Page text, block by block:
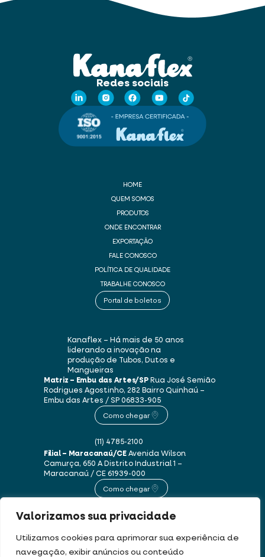
Valorizamos sua privacidade
Utilizamos cookies para aprimorar sua experiência de
navegação, exibir anúncios ou conteúdo
Redes sociais
HOME
QUEM SOMOS
PRODUTOS
ONDE ENCONTRAR
EXPORTAÇÃO
FALE CONOSCO
POLÍTICA DE QUALIDADE
TRABALHE CONOSCO
Portal de boletos
Kanaflex – Há mais de 50 anos
liderando a inovação na
produção de Tubos, Dutos e
Mangueiras
Matriz – Embu das Artes/SPRua José Semião
Rodrigues Agostinho, 282 Bairro Quinhaú –
Embu das Artes / SP06833-905
Como chegar
(11) 4785-2100
Filial – Maracanaú/CEAvenida Wilson
Camurça, 650 ADistrito Industrial 1 –
Maracanaú / CE61939-000
Como chegar
(85) 3250-1235